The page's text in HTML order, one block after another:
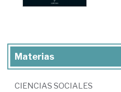
Materias
CIENCIAS SOCIALES